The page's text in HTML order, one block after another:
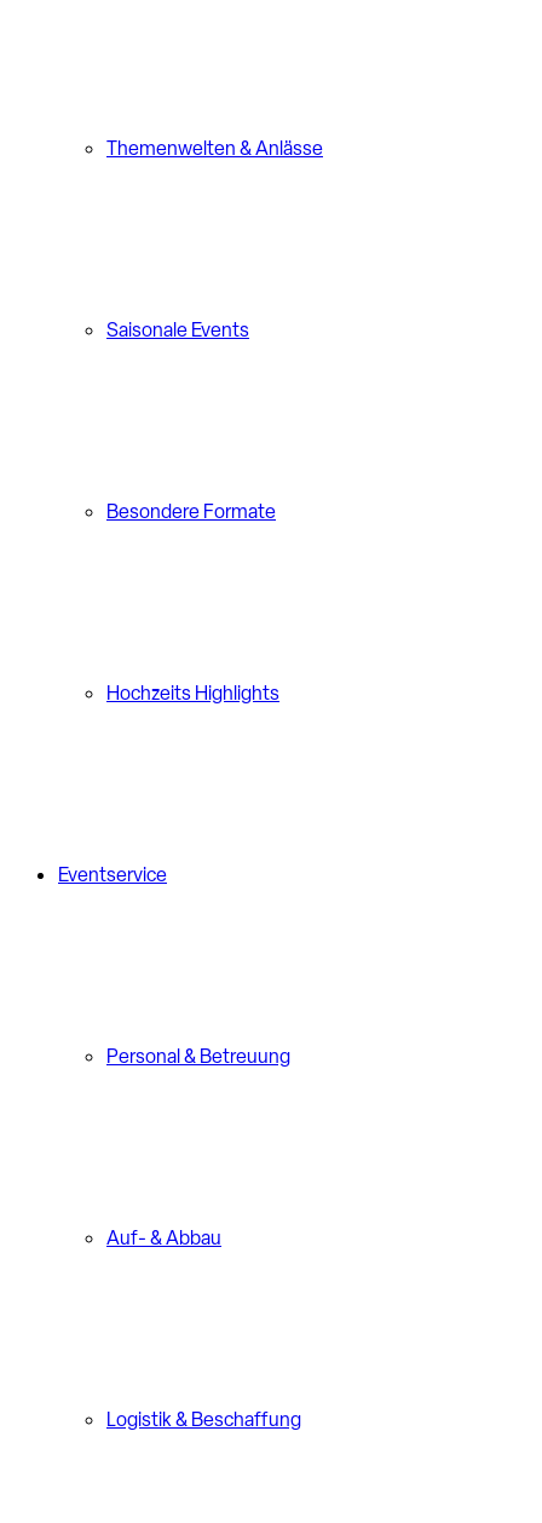
Themenwelten & Anlässe
Saisonale Events
Besondere Formate
Hochzeits Highlights
Eventservice
Personal & Betreuung
Auf- & Abbau
Logistik & Beschaffung